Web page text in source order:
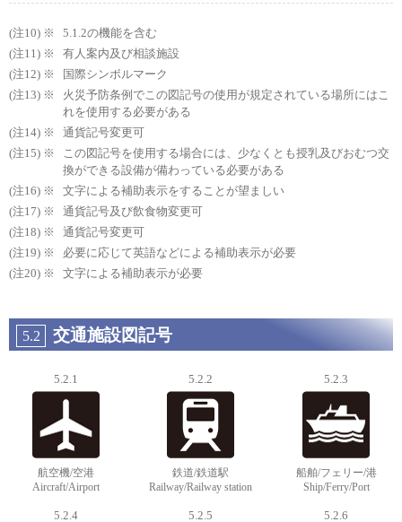
5.1.2の機能を含む
有人案内及び相談施設
国際シンボルマーク
火災予防条例でこの図記号の使用が規定されている場所にはこ
れを使用する必要がある
通貨記号変更可
この図記号を使用する場合には、少なくとも授乳及びおむつ交
換ができる設備が備わっている必要がある
文字による補助表示をすることが望ましい
通貨記号及び飲食物変更可
通貨記号変更可
必要に応じて英語などによる補助表示が必要
文字による補助表示が必要
5.2 交通施設図記号
5.2.1
航空機/空港
Aircraft/Airport
5.2.2
鉄道/鉄道駅
Railway/Railway station
5.2.3
船舶/フェリー/港
Ship/Ferry/Port
5.2.4 5.2.5 5.2.6